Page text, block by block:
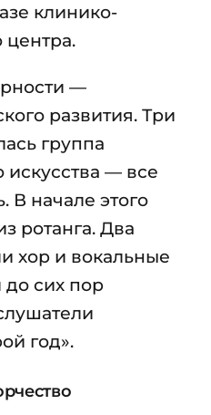
клинико-
центра.
—
развития. Три
группа
искусства — все
В начале этого
ротанга. Два
хор и вокальные
сих пор
год».